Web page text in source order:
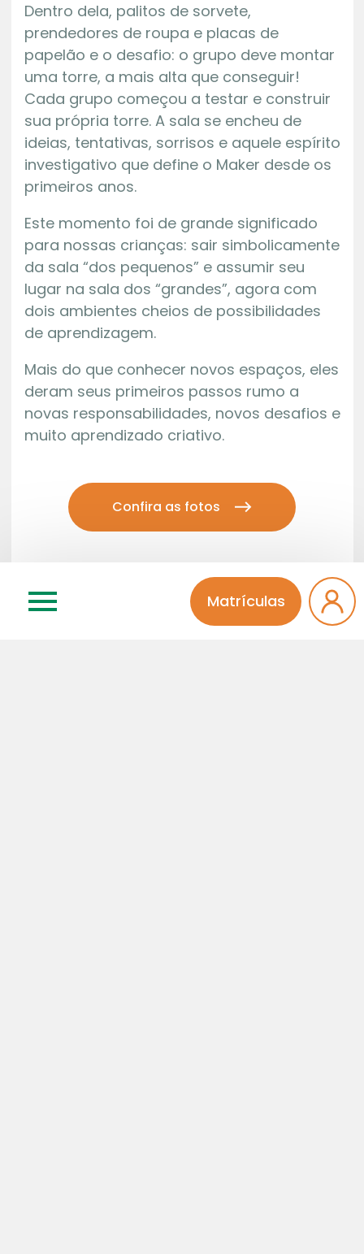
Matrículas
Dentro dela, palitos de sorvete,
prendedores de roupa e placas de
papelão e o desafio: o grupo deve montar
uma torre, a mais alta que conseguir!
Cada grupo começou a testar e construir
sua própria torre. A sala se encheu de
ideias, tentativas, sorrisos e aquele espírito
investigativo que define o Maker desde os
primeiros anos.
Este momento foi de grande significado
para nossas crianças: sair simbolicamente
da sala “dos pequenos” e assumir seu
lugar na sala dos “grandes”, agora com
dois ambientes cheios de possibilidades
de aprendizagem.
Mais do que conhecer novos espaços, eles
deram seus primeiros passos rumo a
novas responsabilidades, novos desafios e
muito aprendizado criativo.
Confira as fotos